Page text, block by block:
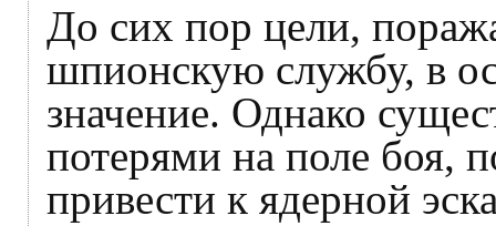
До сих пор цели,
шпионскую службу, в
значение. Однако
потерями на поле боя,
привести к ядерной